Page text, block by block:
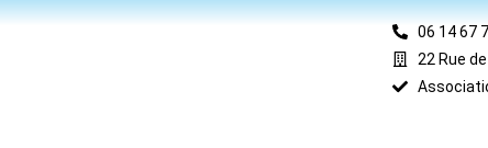
06 14 67
22 Rue